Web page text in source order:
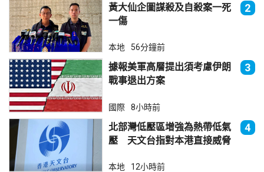
黃大仙企圖謀殺及自殺案一死
一傷
2
本地 56分鐘前
據報美軍高層提出須考慮伊朗
戰事退出方案
3
國際 8小時前
北部灣低壓區增強為熱帶低氣
壓 天文台指對本港直接威脅
4
本地 12小時前